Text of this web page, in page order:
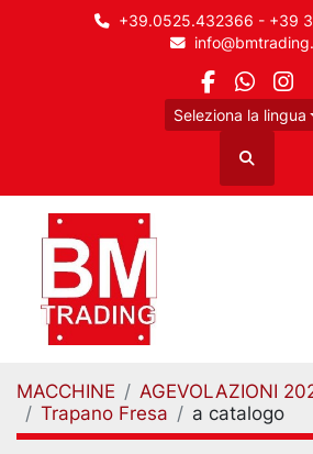
+39.0525.432366 - +39
facebook
Seleziona la lingua
Cerca
MACCHINE
AGEVOLAZIONI
Trapano Fresa
a catalogo